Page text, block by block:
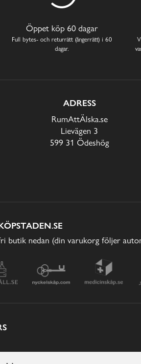
Öppet köp 60 dagar
Full bytes- och returrätt (ångerrätt) i 60
dagar.
ADRESS
RumAttÄlska.se
Lievägen 3
599 31 Ödeshög
butik nedan (din varukorg följer